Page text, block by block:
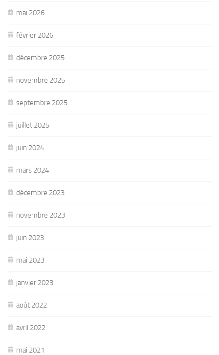
mai 2026
février 2026
décembre 2025
novembre 2025
septembre 2025
juillet 2025
juin 2024
mars 2024
décembre 2023
novembre 2023
juin 2023
mai 2023
janvier 2023
août 2022
avril 2022
mai 2021